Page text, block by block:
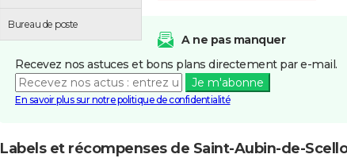
Bureau de poste
A ne pas manquer
Recevez nos astuces et bons plans directement par e-mail.
Je m'abonne
En savoir plus sur notre politique de confidentialité
Labels et récompenses de Saint-Aubin-de-